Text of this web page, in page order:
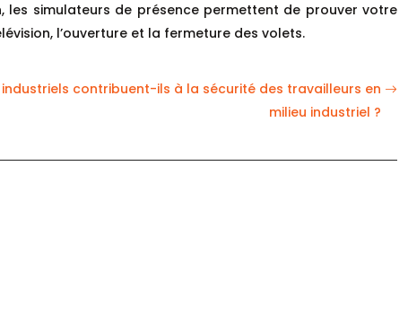
les simulateurs de présence permettent de prouver votre
l’ouverture et la fermeture des volets.
contribuent-ils à la sécurité des travailleurs en
milieu industriel ?